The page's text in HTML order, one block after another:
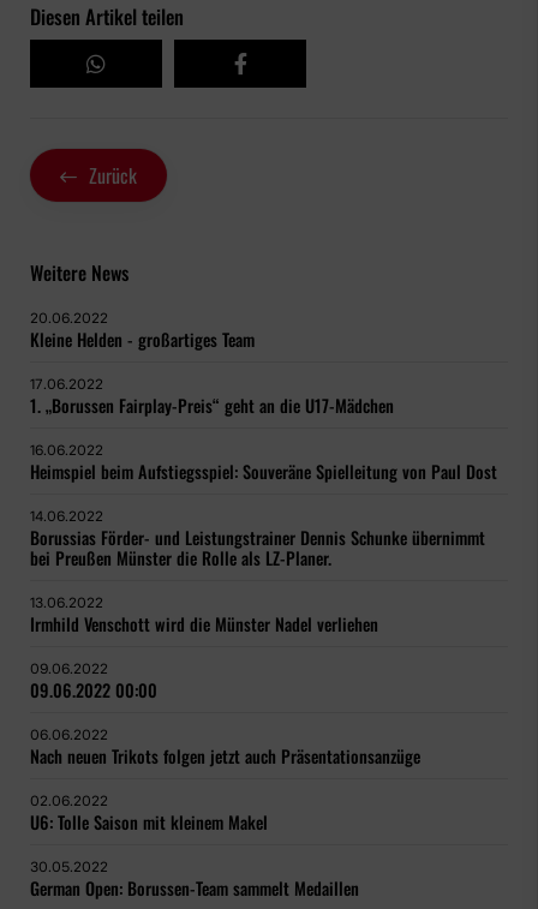
Diesen Artikel teilen
Zurück
Weitere News
20.06.2022
Kleine Helden - großartiges Team
17.06.2022
1. „Borussen Fairplay-Preis“ geht an die U17-Mädchen
16.06.2022
Heimspiel beim Aufstiegsspiel: Souveräne Spielleitung von Paul Dost
14.06.2022
Borussias Förder- und Leistungstrainer Dennis Schunke übernimmt
bei Preußen Münster die Rolle als LZ-Planer.
13.06.2022
Irmhild Venschott wird die Münster Nadel verliehen
09.06.2022
09.06.2022 00:00
06.06.2022
Nach neuen Trikots folgen jetzt auch Präsentationsanzüge
02.06.2022
U6: Tolle Saison mit kleinem Makel
30.05.2022
German Open: Borussen-Team sammelt Medaillen